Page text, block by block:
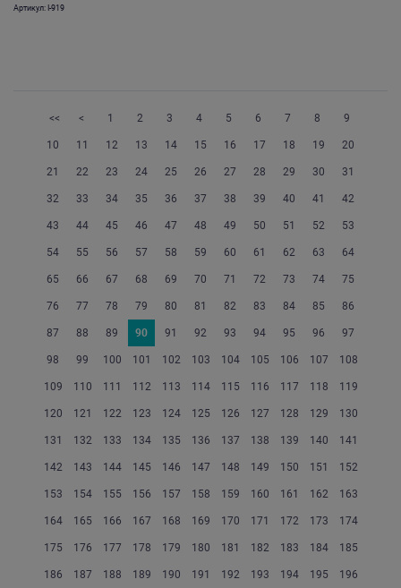
Артикул: I-919
<< < 1 2 3 4 5 6 7 8 9
10 11 12 13 14 15 16 17 18 19 20
21 22 23 24 25 26 27 28 29 30 31
32 33 34 35 36 37 38 39 40 41 42
43 44 45 46 47 48 49 50 51 52 53
54 55 56 57 58 59 60 61 62 63 64
65 66 67 68 69 70 71 72 73 74 75
76 77 78 79 80 81 82 83 84 85 86
87 88 89 90 91 92 93 94 95 96 97
98 99 100 101 102 103 104 105 106 107 108
109 110 111 112 113 114 115 116 117 118 119
120 121 122 123 124 125 126 127 128 129 130
131 132 133 134 135 136 137 138 139 140 141
142 143 144 145 146 147 148 149 150 151 152
153 154 155 156 157 158 159 160 161 162 163
164 165 166 167 168 169 170 171 172 173 174
175 176 177 178 179 180 181 182 183 184 185
186 187 188 189 190 191 192 193 194 195 196